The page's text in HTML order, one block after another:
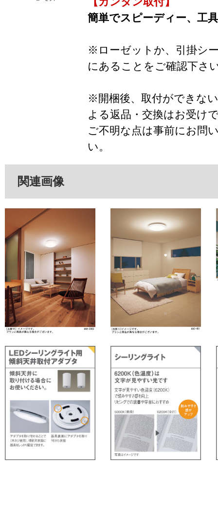
簡単でスピーディー、工
※ローゼットか、引掛シ
にあることをご確認下さ
※開梱後、取付ができな
よる返品・交換はお受け
ご不明な点は事前にお問
い。
関連画像